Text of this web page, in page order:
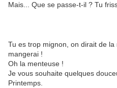
Mais... Que se passe-t-il ? Tu
Tu es trop mignon, on dirait de
mangerai !
Oh la menteuse !
Je vous souhaite quelques
Printemps.